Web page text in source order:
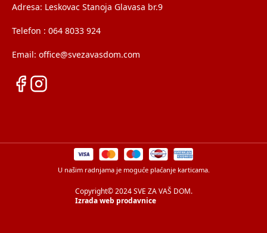
Adresa: Leskovac Stanoja Glavasa br.9
Telefon : 064 8033 924
Email: office@svezavasdom.com
U našim radnjama je moguće plaćanje karticama.
Copyright© 2024 SVE ZA VAŠ DOM.
Izrada web prodavnice